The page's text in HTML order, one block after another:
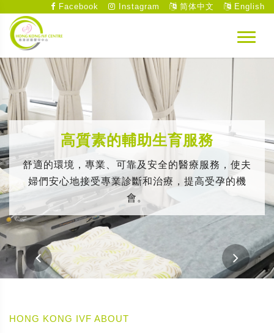
Facebook Instagram 简体中文 English
高質素的輔助生育服務
舒適的環境，專業、可靠及安全的醫療服務，使夫
婦們安心地接受專業診斷和治療，提高受孕的機
會。
HONG KONG IVF ABOUT